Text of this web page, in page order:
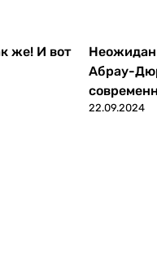
же! И вот
Абрау-
22.09.2024